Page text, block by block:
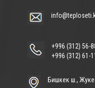
+996 (312) 56-
+996 (312) 61-
Бишкек ш.,